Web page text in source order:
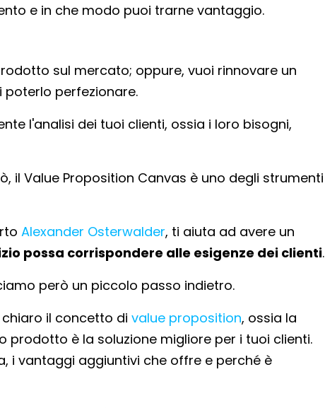
e in che modo puoi trarne vantaggio.
sul mercato; oppure, vuoi rinnovare un
poterlo perfezionare.
l'analisi dei tuoi clienti, ossia i loro bisogni,
il Value Proposition Canvas è uno degli strumenti
Alexander Osterwalder, ti aiuta ad avere un
possa corrispondere alle esigenze dei clienti.
però un piccolo passo indietro.
il concetto di value proposition, ossia la
prodotto è la soluzione migliore per i tuoi clienti.
i vantaggi aggiuntivi che offre e perché è